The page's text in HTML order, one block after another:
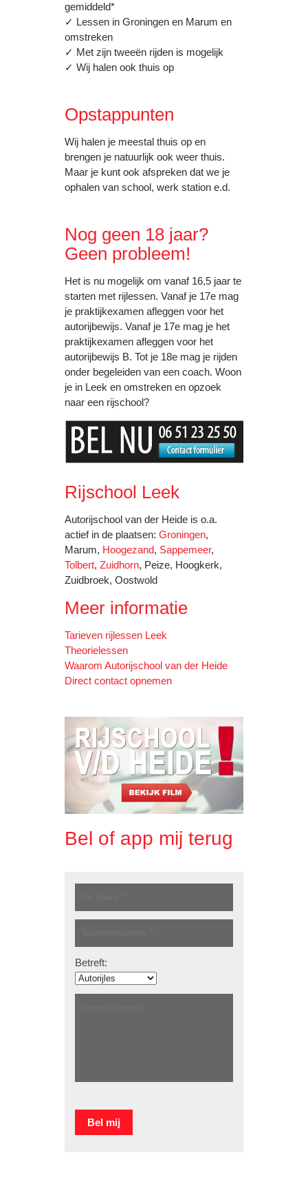
gemiddeld*
✓ Lessen in Groningen en Marum en
omstreken
✓ Met zijn tweeën rijden is mogelijk
✓ Wij halen ook thuis op
Opstappunten
Wij halen je meestal thuis op en
brengen je natuurlijk ook weer thuis.
Maar je kunt ook afspreken dat we je
ophalen van school, werk station e.d.
Nog geen 18 jaar?
Geen probleem!
Het is nu mogelijk om vanaf 16,5 jaar te
starten met rijlessen. Vanaf je 17e mag
je praktijkexamen afleggen voor het
autorijbewijs. Vanaf je 17e mag je het
praktijkexamen afleggen voor het
autorijbewijs B. Tot je 18e mag je rijden
onder begeleiden van een coach. Woon
je in Leek en omstreken en opzoek
naar een rijschool?
Rijschool Leek
Autorijschool van der Heide is o.a.
actief in de plaatsen: Groningen,
Marum, Hoogezand, Sappemeer,
Tolbert, Zuidhorn, Peize, Hoogkerk,
Zuidbroek, Oostwold
Meer informatie
Tarieven rijlessen Leek
Theorielessen
Waarom Autorijschool van der Heide
Direct contact opnemen
Bel of app mij terug
Betreft: